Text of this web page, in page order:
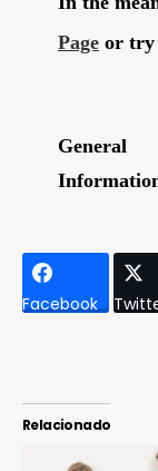
Facebook
Relacionado